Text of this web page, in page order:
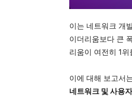
이는 네트워크 개
이더리움보다 큰
리움이 여전히 1
이에 대해 보고서
네트워크 및 사용